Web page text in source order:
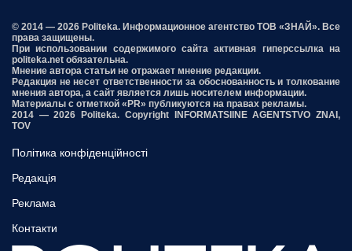
© 2014 — 2026 Politeka. Информационное агентство ТОВ «ЗНАЙ». Все
права защищены.
При использовании содержимого сайта активная гиперссылка на
politeka.net обязательна.
Мнение автора статьи не отражает мнение редакции.
Редакция не несет ответственности за обоснованность и толкование
мнения автора, а сайт является лишь носителем информации.
Материалы с отметкой «PR» публикуются на правах рекламы.
2014 — 2026 Politeka. Copyright INFORMATSIINE AGENTSTVO ZNAI,
TOV
Політика конфіденційності
Редакція
Реклама
Контакти